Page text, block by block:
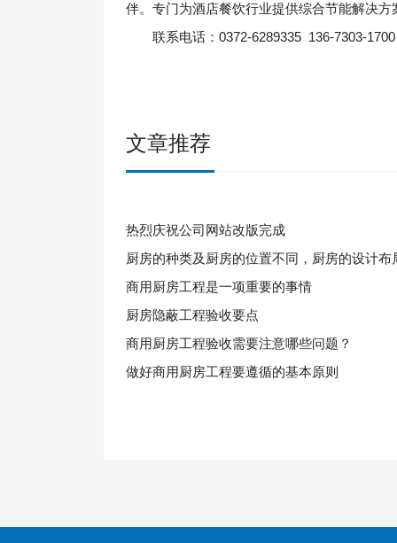
伴。专门为酒店餐饮行业提供综合节能解决方
联系电话：0372-6289335 136-7303-
文章推荐
热烈庆祝公司网站改版完成
厨房的种类及厨房的位置不同，厨房的设计布
商用厨房工程是一项重要的事情
厨房隐蔽工程验收要点
商用厨房工程验收需要注意哪些问题？
做好商用厨房工程要遵循的基本原则